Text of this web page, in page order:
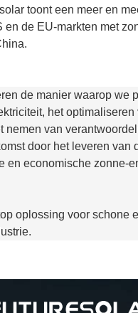
toont een meer en
en de EU-markten met
de manier waarop we
het optimaliseren
nemen van
door het leveren van
en economische zonne-
oplossing voor schone